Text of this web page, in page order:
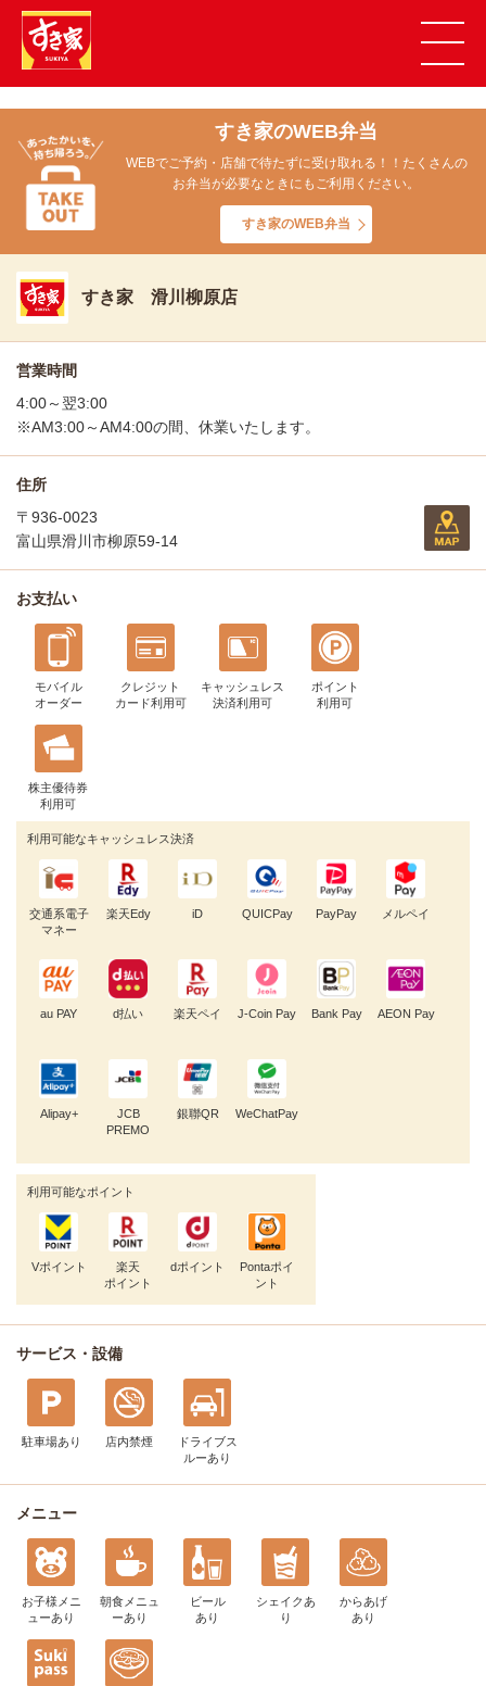
すき家のWEB弁当
WEBでご予約・店舗で待たずに受け取れる！！たくさんの
お弁当が必要なときにもご利用ください。
すき家のWEB弁当
すき家 滑川柳原店
営業時間
4:00～翌3:00
※AM3:00～AM4:00の間、休業いたします。
住所
〒936-0023
富山県滑川市柳原59-14
お支払い
モバイル
オーダー
クレジット
カード利用可
キャッシュレス
決済利用可
ポイント
利用可
株主優待券
利用可
利用可能なキャッシュレス決済
交通系電子
マネー
楽天Edy iD QUICPay PayPay メルペイ
au PAY d払い 楽天ペイ J-Coin Pay Bank Pay AEON Pay
Alipay+
JCB
PREMO
銀聯QR WeChatPay
利用可能なポイント
Vポイント
楽天
ポイント
dポイント
Pontaポイ
ント
サービス・設備
駐車場あり 店内禁煙
ドライブス
ルーあり
メニュー
お子様メニ
ューあり
朝食メニュ
ーあり
ビール
あり
シェイク あ
り
からあげ
あり